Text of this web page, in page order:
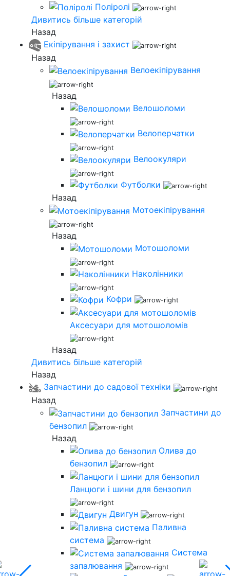
Поліролі
Дивитись більше категорій
Назад
Екіпірування і захист
Назад
Велоекіпірування
Назад
Велошоломи
Велоперчатки
Велоокуляри
Футболки
Назад
Мотоекіпірування
Назад
Мотошоломи
Наколінники
Кофри
Аксесуари для мотошоломів
Назад
Дивитись більше категорій
Назад
Запчастини до садової техніки
Назад
Запчастини до
бензопил
Назад
Олива до
бензопил
Ланцюги і шини для бензопил
Двигун
Паливна
система
Система
запалювання